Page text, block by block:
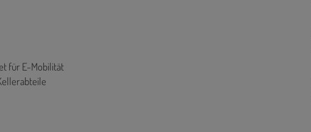
für E-Mobilität